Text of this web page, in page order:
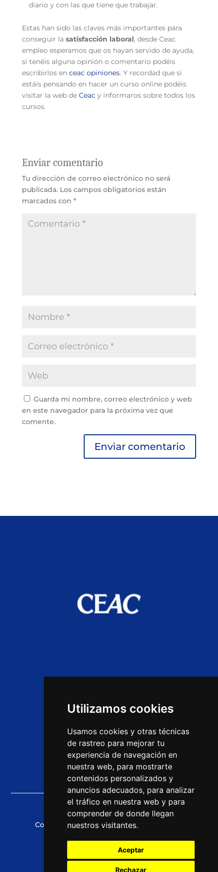
Utilizamos cookies
Usamos cookies y otras técnicas
de rastreo para mejorar tu
experiencia de navegación en
nuestra web, para mostrarte
contenidos personalizados y
anuncios adecuados, para analizar
el tráfico en nuestra web y para
comprender de donde llegan
nuestros visitantes.
Aceptar
Rechazar
diario y con las que tiene que trabajar.
Estas han sido las claves más importantes para
conseguir la satisfacción laboral, desde Ceac
empleo esperamos que os hayan servido de ayuda,
si tenéis alguna opinión o comentario podéis
escribirlos en ceac opiniones. Y recordad que si
estáis pensando en hacer un curso online podéis
visitar la web de Ceac y informaros sobre todos los
cursos.
Enviar comentario
Tu dirección de correo electrónico no será
publicada. Los campos obligatorios están
marcados con *
Guarda mi nombre, correo electrónico y web
en este navegador para la próxima vez que
comente.
Ofertas de empleo
Cursos CEAC
Noticias
Copyright © 2021 CEAC Empleo
Política de Cookies